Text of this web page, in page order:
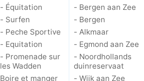
- Équitation
- Surfen
- Peche Sportive
- Equitation
- Promenade sur
les Wadden
Boire et manger
- Bergen aan Zee
- Bergen
- Alkmaar
- Egmond aan Zee
- Noordhollands
duinreservaat
- Wijk aan Zee